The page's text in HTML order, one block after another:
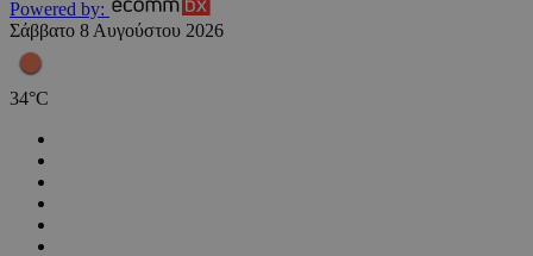
Powered by:
Σάββατο 8 Αυγούστου 2026
34°C